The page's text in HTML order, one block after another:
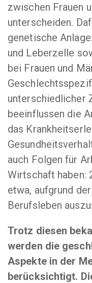
zwischen Frauen
unterscheiden.
genetische
und Leberzelle
bei Frauen und
unterschiedlicher
beeinflussen die
das
auch Folgen für
Wirtschaft haben:
etwa, aufgrund
Berufsleben
Trotz diesen
werden die
Aspekte in der
berücksichtigt.